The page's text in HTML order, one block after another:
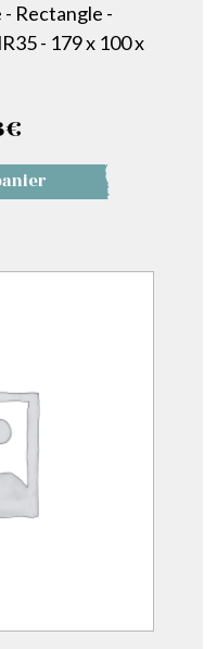
Rectangle -
- 179 x 100 x
€